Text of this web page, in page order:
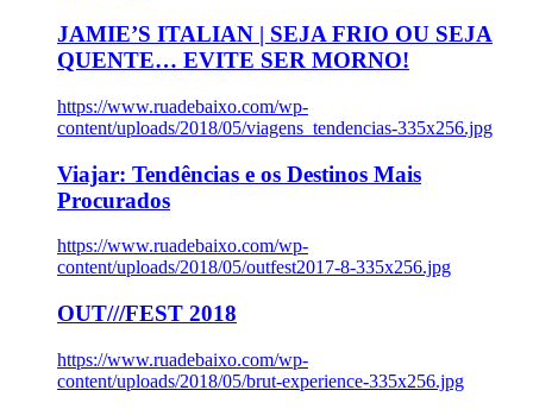
JAMIE’S ITALIAN | SEJA FRIO OU SEJA
QUENTE… EVITE SER MORNO!
https://www.ruadebaixo.com/wp-
content/uploads/2018/05/viagens_tendencias-335x256.jpg
Viajar: Tendências e os Destinos Mais
Procurados
https://www.ruadebaixo.com/wp-
content/uploads/2018/05/outfest2017-8-335x256.jpg
OUT///FEST 2018
https://www.ruadebaixo.com/wp-
content/uploads/2018/05/brut-experience-335x256.jpg